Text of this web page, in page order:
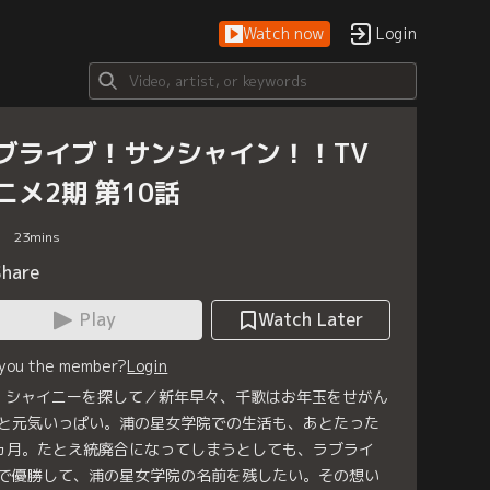
Watch now Login
ライブ！サンシャイン！！TV
メ2期 第10話
23mins
Play
Watch Later
the member?Login
ャイニーを探して／新年早々、千歌はお年玉をせがん
元気いっぱい。浦の星女学院での生活も、あとたった
月。たとえ統廃合になってしまうとしても、ラブライ
優勝して、浦の星女学院の名前を残したい。その想い